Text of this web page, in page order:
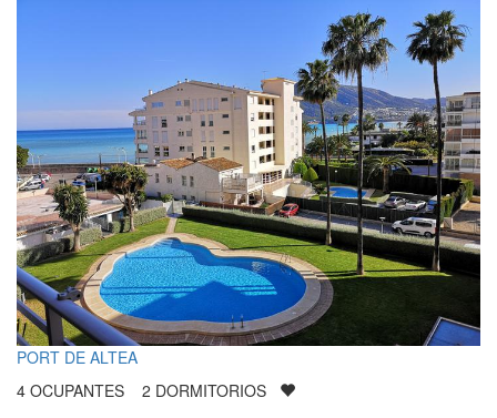
PORT DE ALTEA
4 OCUPANTES 2 DORMITORIOS